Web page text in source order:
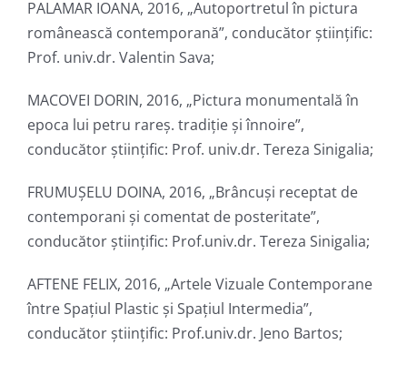
PALAMAR IOANA, 2016, „Autoportretul în pictura
românească contemporană”, conducător ştiinţific:
Prof. univ.dr. Valentin Sava;
MACOVEI DORIN, 2016, „Pictura monumentală în
epoca lui petru rareş. tradiţie şi înnoire”,
conducător ştiinţific: Prof. univ.dr. Tereza Sinigalia;
FRUMUŞELU DOINA, 2016, „Brâncuşi receptat de
contemporani şi comentat de posteritate”,
conducător ştiinţific: Prof.univ.dr. Tereza Sinigalia;
AFTENE FELIX, 2016, „Artele Vizuale Contemporane
între Spaţiul Plastic și Spațiul Intermedia”,
conducător ştiinţific: Prof.univ.dr. Jeno Bartos;